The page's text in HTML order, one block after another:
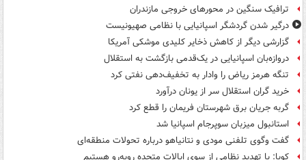
ترافیک سنگین در محورهای خروجی مازندران
درگیر شدن گردشگر اسپانیایی با نظامی صهیونیست
گزارشی دیگر از کاهش ذخایر کلیدی موشکی آمریکا
دروازه‌بان اسپانیایی در یک‌قدمی بازگشت به استقلال
تنگه هرمز ریاض را وادار به تخفیف‌دهی نفتی کرد
خرید گران استقلال سر از یونان درآورد
گربه جریان برق شهرستان فریمان را قطع کرد
استانبول میزبان سوپرجام اسپانیا شد
گفت وگوی تلفنی مودی و نتانیاهو درباره تحولات منطقه‌ای
کوبا: با تهدید نظامی از سوی ایالات متحده روبه‌رو هستیم